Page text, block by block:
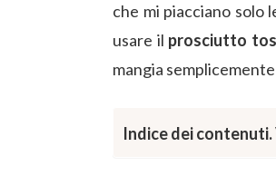
che mi piacciano solo
usare il prosciutto
mangia
Indice dei contenuti.